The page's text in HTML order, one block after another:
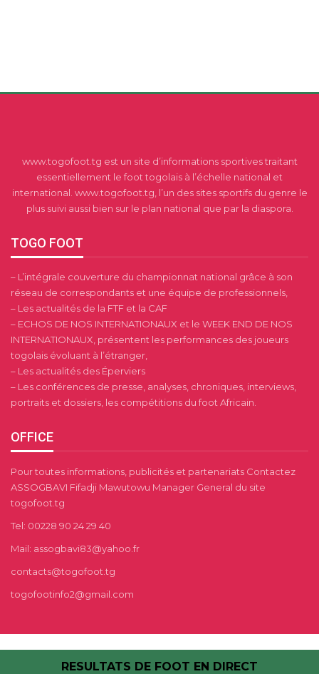
www.togofoot.tg est un site d’informations sportives traitant
essentiellement le foot togolais à l’échelle national et
international. www.togofoot.tg, l’un des sites sportifs du genre le
plus suivi aussi bien sur le plan national que par la diaspora.
TOGO FOOT
– L’intégrale couverture du championnat national grâce à son
réseau de correspondants et une équipe de professionnels,
– Les actualités de la FTF et la CAF
– ECHOS DE NOS INTERNATIONAUX et le WEEK END DE NOS
INTERNATIONAUX, présentent les performances des joueurs
togolais évoluant à l’étranger,
– Les actualités des Éperviers
– Les conférences de presse, analyses, chroniques, interviews,
portraits et dossiers, les compétitions du foot Africain.
OFFICE
Pour toutes informations, publicités et partenariats Contactez
ASSOGBAVI Fifadji Mawutowu Manager General du site
togofoot.tg
Tel: 00228 90 24 29 40
Mail: assogbavi83@yahoo.fr
contacts@togofoot.tg
togofootinfo2@gmail.com
RESULTATS DE FOOT EN DIRECT